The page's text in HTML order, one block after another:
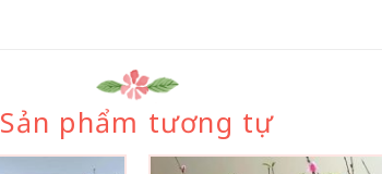
Sản phẩm tương tự